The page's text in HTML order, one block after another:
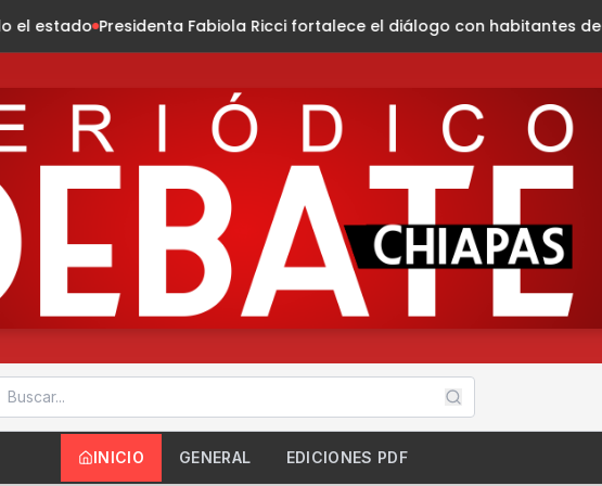
Fabiola Ricci fortalece el diálogo con habitantes de la colonia Peje de Oro
INICIO GENERAL EDICIONES PDF